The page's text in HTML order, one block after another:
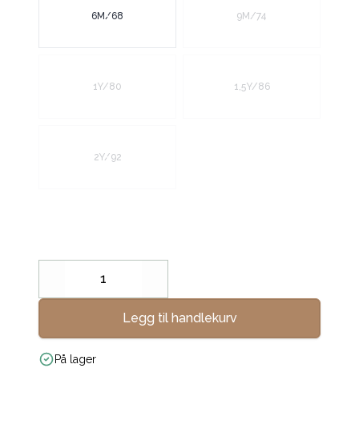
6M/68 9M/74
1Y/80 1,5Y/86
2Y/92
Decrease
Legg til handlekurv
På lager